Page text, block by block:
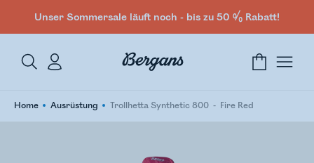
Unser Sommersale läuft noch - bis zu 50 % Rabatt!
Home Ausrüstung Trollhetta Synthetic 800 Fire Red